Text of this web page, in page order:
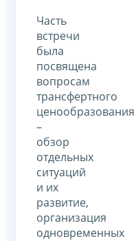
Часть
встречи
была
посвящена
вопросам
трансфертного
ценообразования
–
обзор
отдельных
ситуаций
и их
развитие,
организация
одновременных